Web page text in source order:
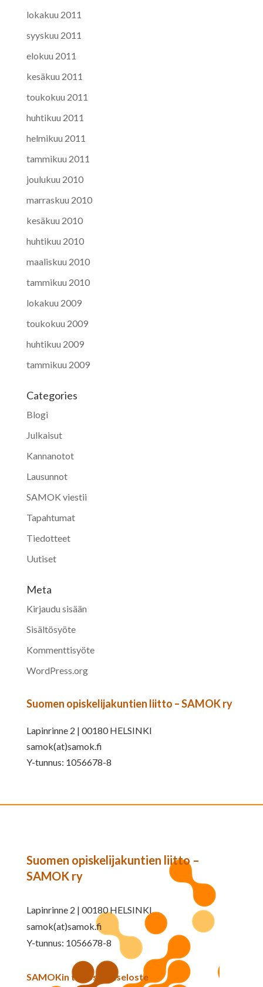
lokakuu 2011
syyskuu 2011
elokuu 2011
kesäkuu 2011
toukokuu 2011
huhtikuu 2011
helmikuu 2011
tammikuu 2011
joulukuu 2010
marraskuu 2010
kesäkuu 2010
huhtikuu 2010
maaliskuu 2010
tammikuu 2010
lokakuu 2009
toukokuu 2009
huhtikuu 2009
tammikuu 2009
Categories
Blogi
Julkaisut
Kannanotot
Lausunnot
SAMOK viestii
Tapahtumat
Tiedotteet
Uutiset
Meta
Kirjaudu sisään
Sisältösyöte
Kommenttisyöte
WordPress.org
Suomen opiskelijakuntien liitto – SAMOK ry
Lapinrinne 2 | 00180 HELSINKI
samok(at)samok.fi
Y-tunnus: 1056678-8
Suomen opiskelijakuntien liitto –
SAMOK ry
Lapinrinne 2 | 00180 HELSINKI
samok(at)samok.fi
Y-tunnus: 1056678-8
SAMOKin tietosuojaseloste